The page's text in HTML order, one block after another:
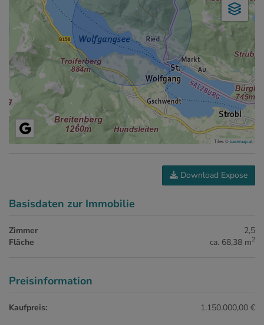
Tiles ©basemap.at
Download Expose
Basisdaten zur Immobilie
Zimmer
2,5
Fläche
ca. 68,38 m2
Preisinformation
Kaufpreis: 1.150.000,00 €